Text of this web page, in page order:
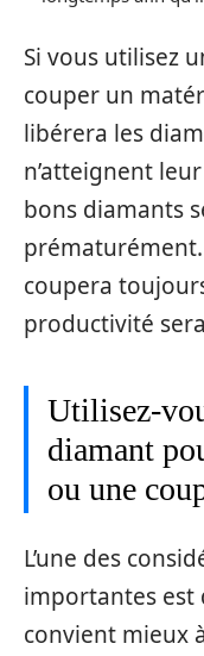
Si vous utilisez
couper un
libérera les
n’atteignent
bons diamants
coupera
productivité
Utilisez-
diamant
ou une
L’une des
importantes est
convient mieux